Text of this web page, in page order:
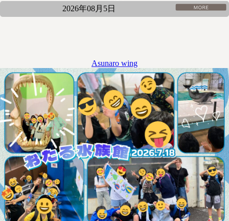
2026年08月5日
Asunaro wing